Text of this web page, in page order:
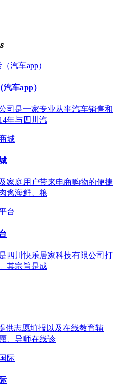
车app）
司是一家专业从事汽车销售和
年与四川汽
家庭用户带来电商购物的便捷
禽海鲜、粮
四川快乐居家科技有限公司打
其宗旨是成
供志愿填报以及在线教育辅
、导师在线诊